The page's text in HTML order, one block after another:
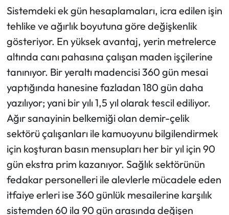
Sistemdeki ek gün hesaplamaları, icra edilen işin
tehlike ve ağırlık boyutuna göre değişkenlik
gösteriyor. En yüksek avantaj, yerin metrelerce
altında canı pahasına çalışan maden işçilerine
tanınıyor. Bir yeraltı madencisi 360 gün mesai
yaptığında hanesine fazladan 180 gün daha
yazılıyor; yani bir yılı 1,5 yıl olarak tescil ediliyor.
Ağır sanayinin belkemiği olan demir-çelik
sektörü çalışanları ile kamuoyunu bilgilendirmek
için koşturan basın mensupları her bir yıl için 90
gün ekstra prim kazanıyor. Sağlık sektörünün
fedakar personelleri ile alevlerle mücadele eden
itfaiye erleri ise 360 günlük mesailerine karşılık
sistemden 60 ila 90 gün arasında değişen